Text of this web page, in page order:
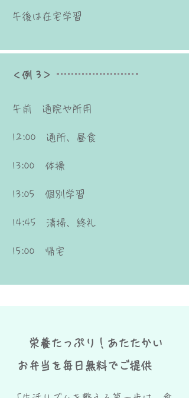
​午後は在宅学習
＜例 3＞
午前 通院や所用
12:00 通所、昼食
13:00 体操
13:05 個別学習
14:45 清掃、終礼
15:00 帰宅
栄養たっぷり！あたたかい
お弁当を毎日無料でご提供